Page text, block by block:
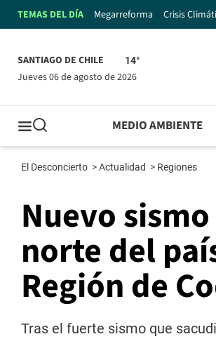
TEMAS DEL DÍA Megarreforma Crisis
SANTIAGO DE CHILE 14°
jueves 06 de agosto de 2026
MEDIO AMBIENTE
El Desconcierto >Actualidad > Regiones
Nuevo
norte del
Región de
Tras el fuerte sismo que